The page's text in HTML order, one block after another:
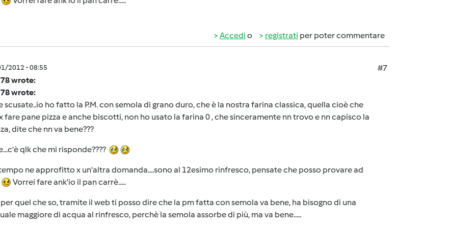
Accedi o registrati per poter commentare
2012 - 08:55
#7
wrote:
wrote:
scusate..io ho fatto la P.M. con semola di grano duro, che è la nostra farina classica, quella cioè che
fare pane pizza e anche biscotti, non ho usato la farina 0 , che sinceramente nn trovo e nn capisco la
dite che nn va bene???
qlk che mi risponde????
ne approfitto x un'altra domanda....sono al 12esimo rinfresco, pensate che posso provare ad
Vorrei fare ank'io il pan carrè.....
quel che so, tramite il web ti posso dire che la pm fatta con semola va bene, ha bisogno di una
maggiore di acqua al rinfresco, perchè la semola assorbe di più, ma va bene.....